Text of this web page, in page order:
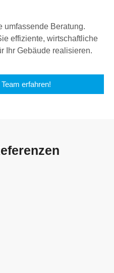
umfassende Beratung.
effiziente, wirtschaftliche
Ihr Gebäude realisieren.
erfahren!